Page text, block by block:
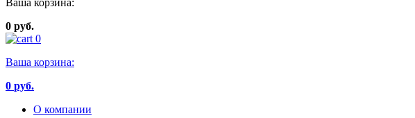
Ваша корзина:
0 руб.
0
Ваша корзина:
0 руб.
О компании